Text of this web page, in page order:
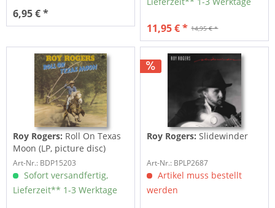
6,95 € *
14,95 € *
11,95 € *
Roy Rogers: Roll On Texas
Moon (LP, picture disc)
Art-Nr.: BDP15203
Sofort versandfertig,
Lieferzeit** 1-3 Werktage
Roy Rogers:Slidewinder
Art-Nr.: BPLP2687
Artikel muss bestellt
werden